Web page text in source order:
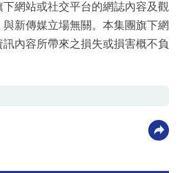
網站或社交平台的網誌內容及觀
新傳媒立場無關。本集團旗下網
內容所帶來之損失或損害概不負